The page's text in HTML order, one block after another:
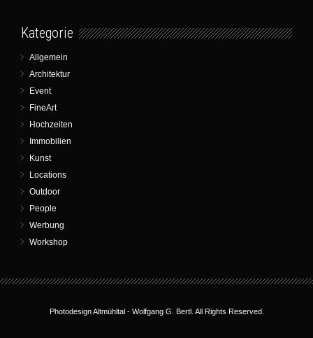
Kategorie
Allgemein
Architektur
Event
FineArt
Hochzeiten
Immobilien
Kunst
Locations
Outdoor
People
Werbung
Workshop
Photodesign Altmühltal - Wolfgang G. Bertl. All Rights Reserved.